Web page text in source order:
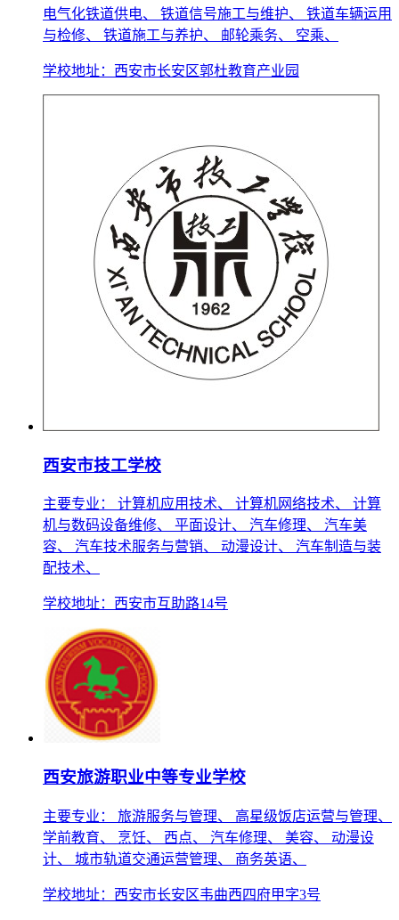
电气化铁道供电、 铁道信号施工与维护、 铁道车辆运用
与检修、 铁道施工与养护、 邮轮乘务、 空乘、
学校地址：西安市长安区郭杜教育产业园
西安市技工学校
主要专业： 计算机应用技术、 计算机网络技术、 计算
机与数码设备维修、 平面设计、 汽车修理、 汽车美
容、 汽车技术服务与营销、 动漫设计、 汽车制造与装
配技术、
学校地址：西安市互助路14号
西安旅游职业中等专业学校
主要专业： 旅游服务与管理、 高星级饭店运营与管理、
学前教育、 烹饪、 西点、 汽车修理、 美容、 动漫设
计、 城市轨道交通运营管理、 商务英语、
学校地址：西安市长安区韦曲西四府甲字3号